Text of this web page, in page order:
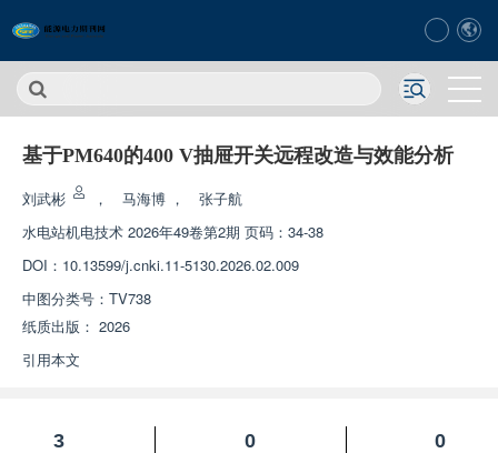
基于PM640的400 V抽屉开关远程改造与效能分析
刘武彬 ， 马海博 ，
张子航
水电站机电技术 2026年49卷第2期 页码：34-38
DOI： 10.13599/j.cnki.11-5130.2026.02.009
中图分类号： TV738
纸质出版： 2026
引用本文
3
0
0